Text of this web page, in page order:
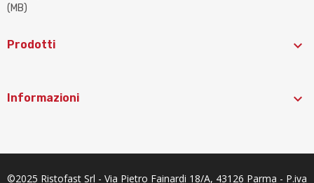
(MB)
Prodotti 
Informazioni 
©2025 Ristofast Srl - Via Pietro Fainardi 18/A, 43126 Parma - P.iva